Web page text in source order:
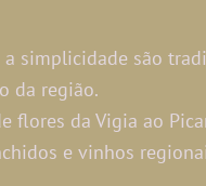
simplicidade são
da região.
flores da Vigia ao
e vinhos